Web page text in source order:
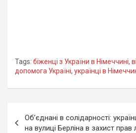
Tags: біженці з України в Німеччині,
допомога Україні, українці в
записів
Об’єднані в солідарності:
на вулиці Берліна в захист